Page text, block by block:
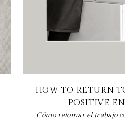
HOW TO RETURN
POSITIVE
Cómo retomar el trabajo